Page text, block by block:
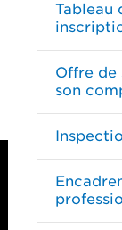
Tableau
Offre de
son